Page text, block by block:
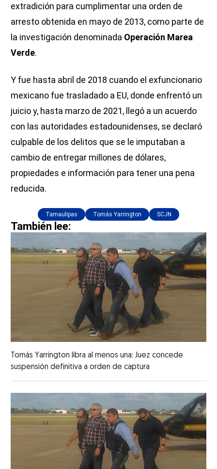
extradición para cumplimentar una orden de
arresto obtenida en mayo de 2013, como parte de
la investigación denominada Operación Marea
Verde.
Y fue hasta abril de 2018 cuando el exfuncionario
mexicano fue trasladado a EU, donde enfrentó un
juicio y, hasta marzo de 2021, llegó a un acuerdo
con las autoridades estadounidenses, se declaró
culpable de los delitos que se le imputaban a
cambio de entregar millones de dólares,
propiedades e información para tener una pena
reducida.
Tamaulipas Tomás Yarrington SCJN
También lee:
Tomás Yarrington libra al menos una: Juez concede
suspensión definitiva a orden de captura